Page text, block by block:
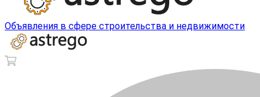
Объявления в сфере строительства и недвижимости